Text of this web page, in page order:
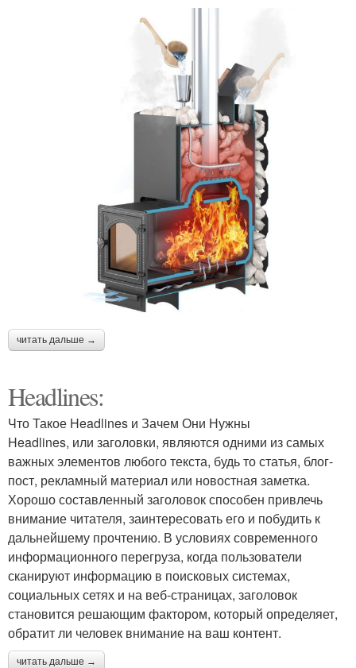
читать дальше →
Headlines:
Что Такое Headlines и Зачем Они Нужны
Headlines, или заголовки, являются одними из самых
важных элементов любого текста, будь то статья, блог-
пост, рекламный материал или новостная заметка.
Хорошо составленный заголовок способен привлечь
внимание читателя, заинтересовать его и побудить к
дальнейшему прочтению. В условиях современного
информационного перегруза, когда пользователи
сканируют информацию в поисковых системах,
социальных сетях и на веб-страницах, заголовок
становится решающим фактором, который определяет,
обратит ли человек внимание на ваш контент.
читать дальше →